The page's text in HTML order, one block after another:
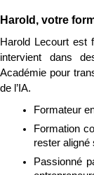
Harold, votre
Harold Lecourt est
intervient dans
Académie pour
de l’IA.
Formateur
Formation
rester aligné
Passionné